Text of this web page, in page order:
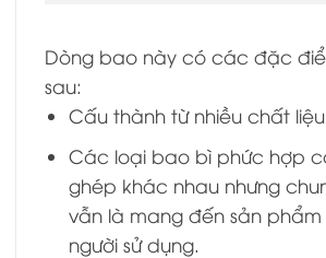
Dòng bao này có các đặc
sau:
Cấu thành từ nhiều chất liệu
Các loại bao bì phức hợp
ghép khác nhau nhưng
vẫn là mang đến sản
người sử dụng.